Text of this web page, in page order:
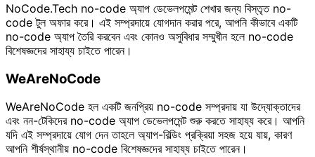
NoCode.Tech no-code অ্যাপ ডেভেলপমেন্ট শেখার জন্য বিস্তৃত no-
code টুল অফার করে। এই সম্প্রদায়ে যোগদান করার পরে, আপনি কীভাবে একটি
no-code অ্যাপ তৈরি করবেন এবং কোনও অসুবিধার সম্মুখীন হলে no-code
বিশেষজ্ঞদের সাহায্য চাইতে পারেন।
WeAreNoCode
WeAreNoCode হল একটি জনপ্রিয় no-code সম্প্রদায় যা উদ্যোক্তাদের
এবং নন-টেকিদের no-code অ্যাপ ডেভেলপমেন্ট শুরু করতে সাহায্য করে। আপনি
যদি এই সম্প্রদায়ে যোগ দেন তাহলে অ্যাপ-বিল্ডিং প্রক্রিয়া সহজ হয়ে যায়, কারণ
আপনি শীর্ষস্থানীয় no-code বিশেষজ্ঞদের সাহায্য চাইতে পারেন।